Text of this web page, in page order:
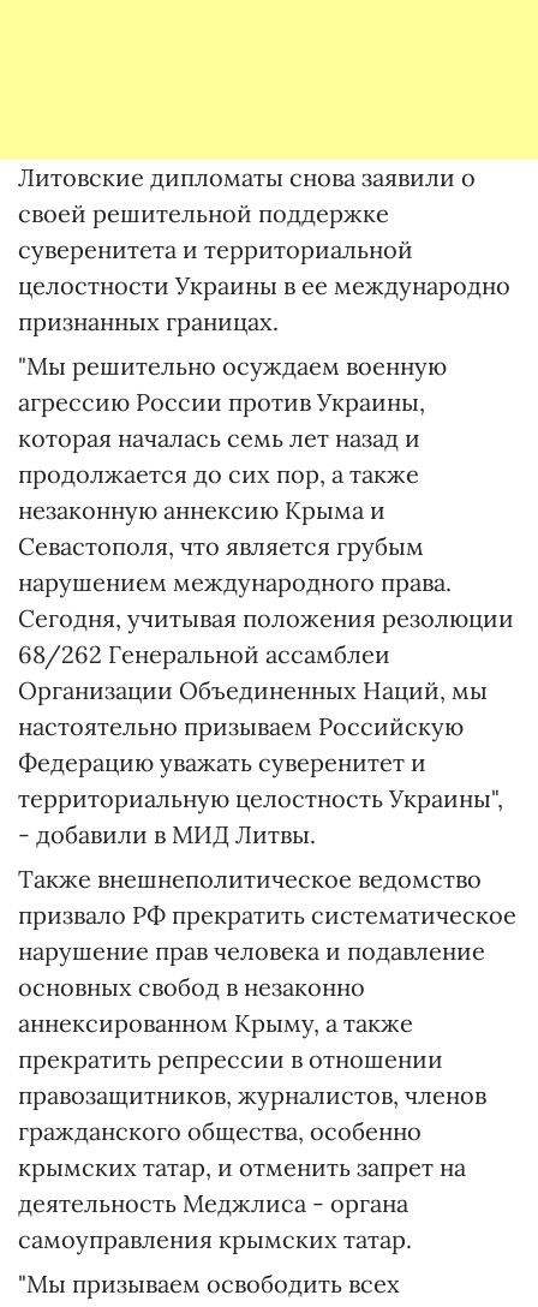
Литовские дипломаты снова заявили о
своей решительной поддержке
суверенитета и территориальной
целостности Украины в ее международно
признанных границах.
"Мы решительно осуждаем военную
агрессию России против Украины,
которая началась семь лет назад и
продолжается до сих пор, а также
незаконную аннексию Крыма и
Севастополя, что является грубым
нарушением международного права.
Сегодня, учитывая положения резолюции
68/262 Генеральной ассамблеи
Организации Объединенных Наций, мы
настоятельно призываем Российскую
Федерацию уважать суверенитет и
территориальную целостность Украины",
- добавили в МИД Литвы.
Также внешнеполитическое ведомство
призвало РФ прекратить систематическое
нарушение прав человека и подавление
основных свобод в незаконно
аннексированном Крыму, а также
прекратить репрессии в отношении
правозащитников, журналистов, членов
гражданского общества, особенно
крымских татар, и отменить запрет на
деятельность Меджлиса - органа
самоуправления крымских татар.
"Мы призываем освободить всех